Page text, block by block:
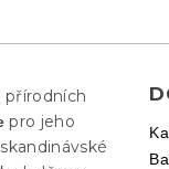
přírodních
pro jeho